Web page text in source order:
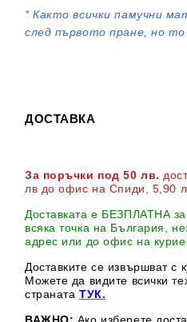
*Както всички памучни
след първото пране, но то
ДОСТАВКА
За поръчки под 50 лв.
лв до офис на Спиди
, 5,90
Доставката е БЕЗПЛАТНА
всяка точка на България,
адрес или до офис на
Доставките се извършват с
Можете да видите всички
страната ТУК.